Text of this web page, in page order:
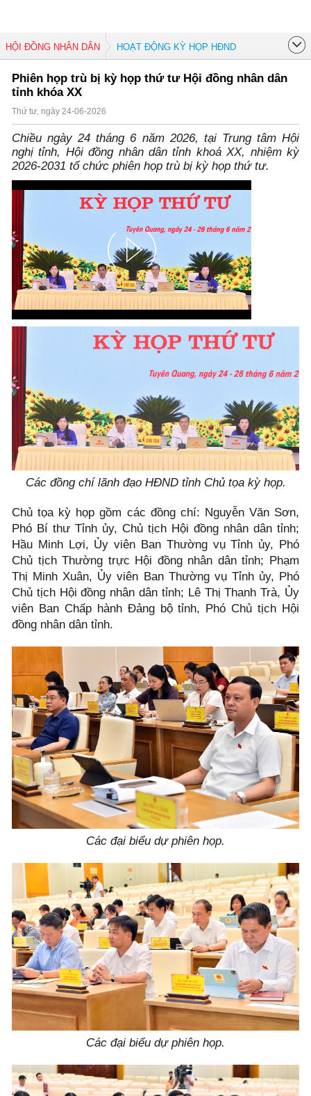
HỘI ĐỒNG NHÂN DÂN HOẠT ĐỘNG KỲ HỌP HĐND
Phiên họp trù bị kỳ họp thứ tư Hội đồng nhân dân
tỉnh khóa XX
Thứ tư, ngày 24-06-2026
Chiều ngày 24 tháng 6 năm 2026, tại Trung tâm Hội
nghị tỉnh, Hội đồng nhân dân tỉnh khoá XX, nhiệm kỳ
2026-2031 tổ chức phiên họp trù bị kỳ họp thứ tư.
Các đồng chí lãnh đạo HĐND tỉnh Chủ tọa kỳ họp.
Chủ tọa kỳ họp gồm các đồng chí: Nguyễn Văn Sơn,
Phó Bí thư Tỉnh ủy, Chủ tịch Hội đồng nhân dân tỉnh;
Hầu Minh Lợi, Ủy viên Ban Thường vụ Tỉnh ủy, Phó
Chủ tịch Thường trực Hội đồng nhân dân tỉnh; Phạm
Thị Minh Xuân, Ủy viên Ban Thường vụ Tỉnh ủy, Phó
Chủ tịch Hội đồng nhân dân tỉnh; Lê Thị Thanh Trà, Ủy
viên Ban Chấp hành Đảng bộ tỉnh, Phó Chủ tịch Hội
đồng nhân dân tỉnh.
Các đại biểu dự phiên họp.
Các đại biểu dự phiên họp.